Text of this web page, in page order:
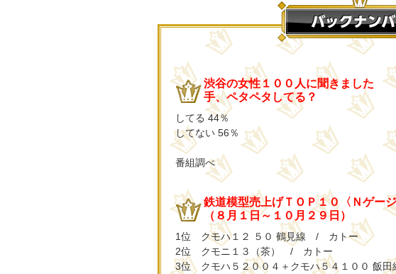
渋谷の女性１００人に聞きました
手、ペタペタしてる？
してる 44％
してない 56％
番組調べ
鉄道模型売上げＴＯＰ１０〈Ｎゲージ
（８月１日～１０月２９日）
1位 クモハ１２ ５０ 鶴見線 / カトー
2位 クモニ１３（茶） / カトー
3位 クモハ５２００４＋クモハ５４１００ 飯